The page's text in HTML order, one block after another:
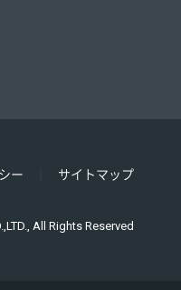
ー サイトマップ
All Rights Reserved